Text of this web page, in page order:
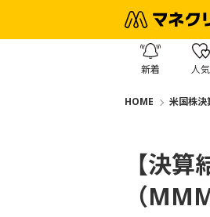
新着 人気
HOME 米国株決
【決
（